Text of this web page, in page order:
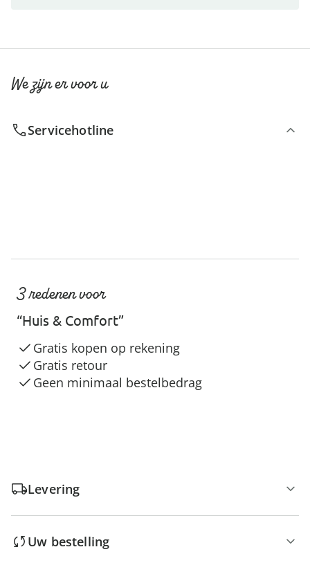
We zijn er voor u
Servicehotline
3 redenen voor
“Huis & Comfort”
Gratis kopen op rekening
Gratis retour
Geen minimaal bestelbedrag
Levering
Uw bestelling